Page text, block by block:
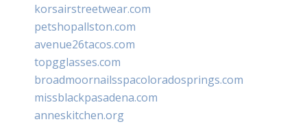
korsairstreetwear.com
petshopallston.com
avenue26tacos.com
topgglasses.com
broadmoornailsspacoloradosprings.com
missblackpasadena.com
anneskitchen.org